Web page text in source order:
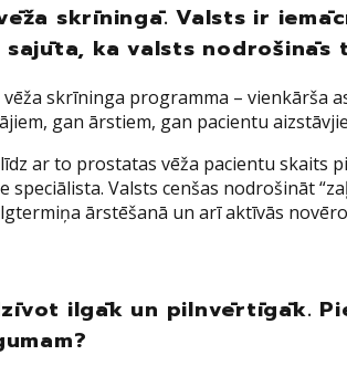
skrīningā. Valsts ir
ka valsts nodrošinās
skrīninga programma – vienkārša
gan ārstiem, gan pacientu
ar to prostatas vēža pacientu skaits
Valsts cenšas nodrošināt
ārstēšanā un arī aktīvās
ilgāk un pilnvērtīgāk.